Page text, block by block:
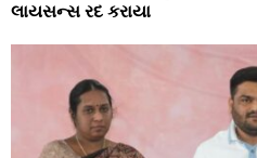
લાયસન્સ રદ કરાયા